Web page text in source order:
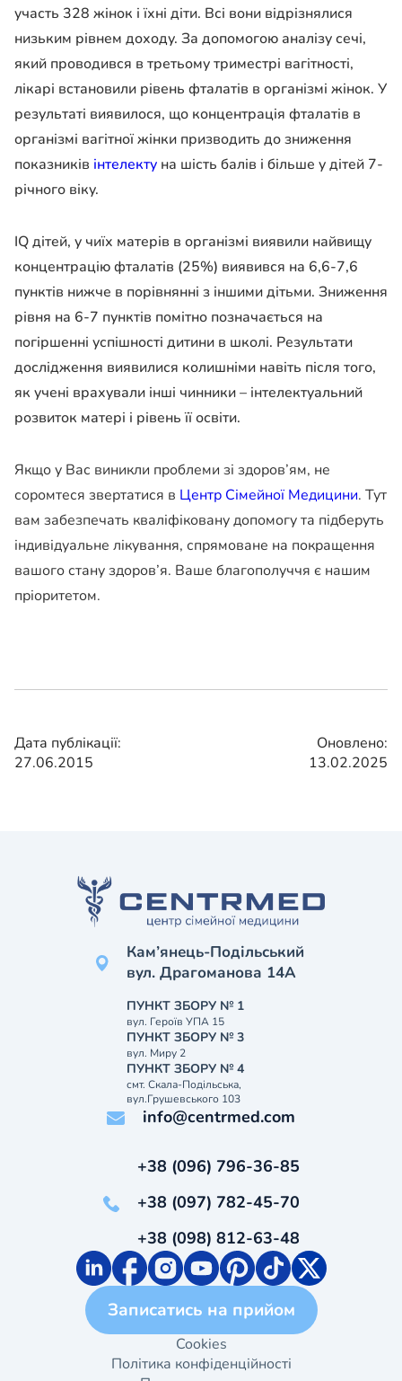
участь 328 жінок і їхні діти. Всі вони відрізнялися
низьким рівнем доходу. За допомогою аналізу сечі,
який проводився в третьому триместрі вагітності,
лікарі встановили рівень фталатів в організмі жінок. У
результаті виявилося, що концентрація фталатів в
організмі вагітної жінки призводить до зниження
показників інтелекту на шість балів і більше у дітей 7-
річного віку.
IQ дітей, у чиїх матерів в організмі виявили найвищу
концентрацію фталатів (25%) виявився на 6,6-7,6
пунктів нижче в порівнянні з іншими дітьми. Зниження
рівня на 6-7 пунктів помітно позначається на
погіршенні успішності дитини в школі. Результати
дослідження виявилися колишніми навіть після того,
як учені врахували інші чинники – інтелектуальний
розвиток матері і рівень її освіти.
Якщо у Вас виникли проблеми зі здоров’ям, не
соромтеся звертатися в Центр Сімейної Медицини. Тут
вам забезпечать кваліфіковану допомогу та підберуть
індивідуальне лікування, спрямоване на покращення
вашого стану здоров’я. Ваше благополуччя є нашим
пріоритетом.
Дата публікації:
27.06.2015
Оновлено:
13.02.2025
Кам’янець-Подільський
вул. Драгоманова 14А
ПУНКТ ЗБОРУ № 1
вул. Героїв УПА 15
ПУНКТ ЗБОРУ № 3
вул. Миру 2
ПУНКТ ЗБОРУ № 4
смт. Скала-Подільська,
вул.Грушевського 103
info@centrmed.com
+38 (096) 796-36-85
+38 (097) 782-45-70
+38 (098) 812-63-48
Записатись на прийом
Cookies
Політика конфіденційності